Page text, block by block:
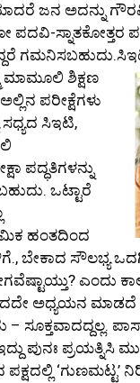
ಜನ ಅದನ್ನು
ಸ್ನಾತಕೋತ್ತರ
ಗಮನಿಸಬಹುದು.
ಮಾಮೂಲಿ ಶಿಕ್ಷಣ
ಪರೀಕ್ಷೆಗಳು
ಸಿಇಟಿ,
ಪದ್ಧತಿಗಳನ್ನು
ಒಟ್ಟಾರೆ
ಹಂತದಿಂದ
ಬೇಕಾದ ಸೌಲಭ್ಯ
ಎಂದು
ಅಧ್ಯಯನ ಮಾಡದೆ
ಸೂಕ್ತವಾದದ್ದಲ್ಲ.
ಇದ್ದು ಪುನಃ
‘ಗುಣಮಟ್ಟ’